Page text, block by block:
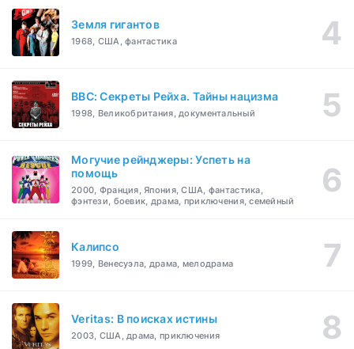
Земля гигантов
1968, США, фантастика
BBC: Секреты Рейха. Тайны нацизма
1998, Великобритания, документальный
Могучие рейнджеры: Успеть на
помощь
2000, Франция, Япония, США, фантастика,
фэнтези, боевик, драма, приключения, семейный
Калипсо
1999, Венесуэла, драма, мелодрама
Veritas: В поисках истины
2003, США, драма, приключения